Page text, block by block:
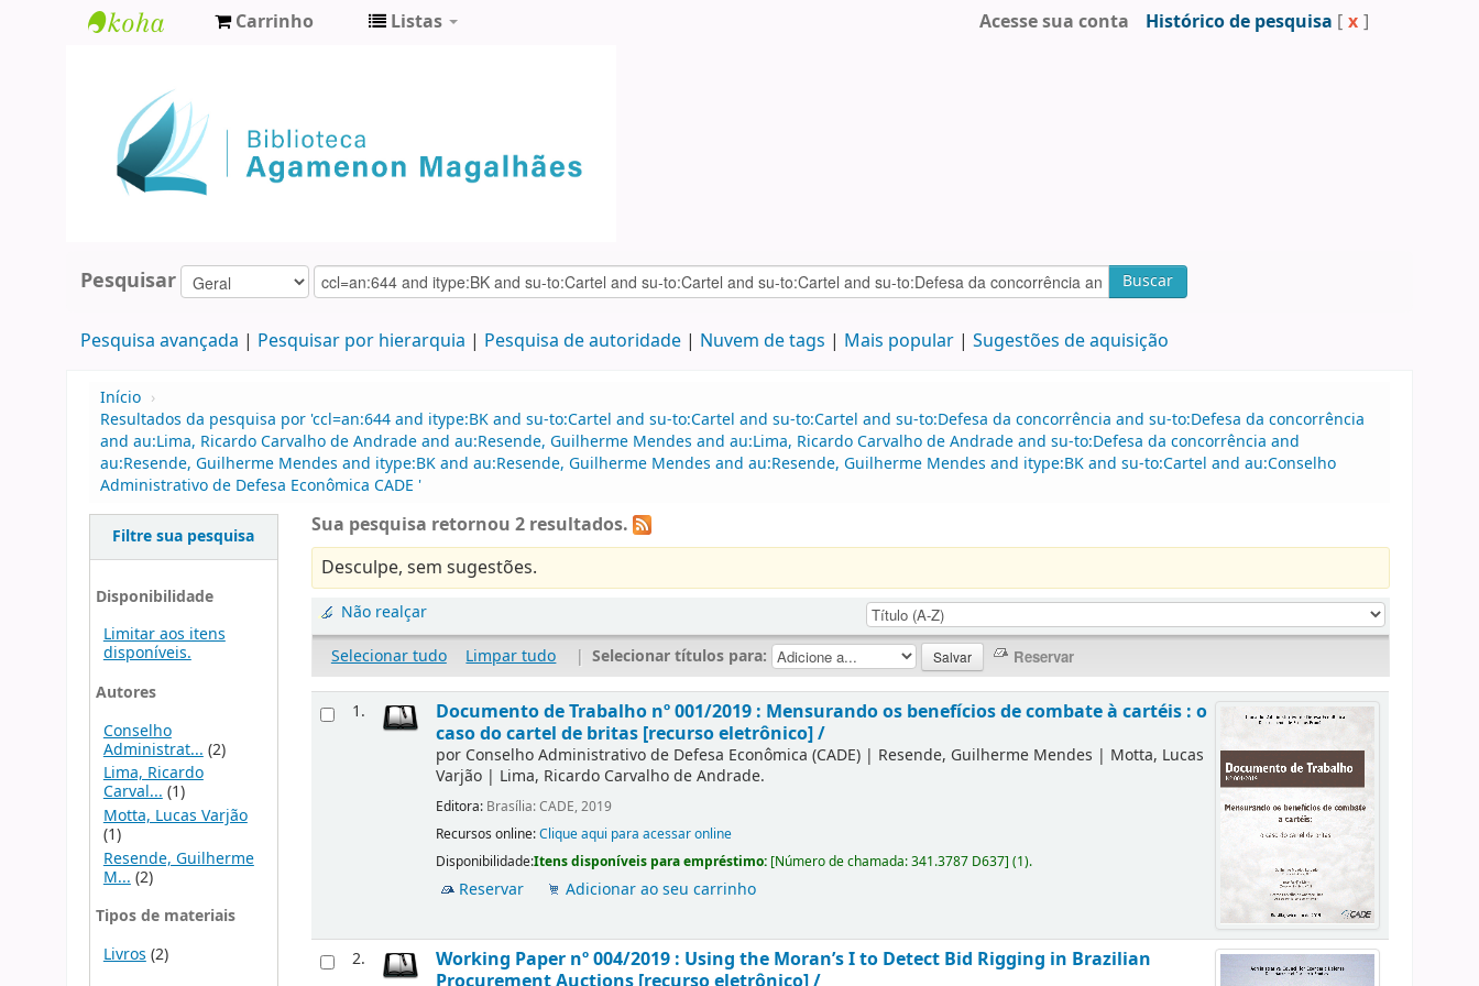
Agamenon
Magalhães
Carrinho Listas Acesse sua conta Histórico de pesquisa [ x ]
Pesquisar Buscar
Pesquisa avançada Pesquisar por hierarquia Pesquisa de autoridade Nuvem de tags Mais popular Sugestões de aquisição
Início ›
Resultados da pesquisa por 'ccl=an:644 and itype:BK and su-to:Cartel and su-to:Cartel and su-to:Cartel and su-to:Defesa da concorrência and su-to:Defesa da concorrência
and au:Lima, Ricardo Carvalho de Andrade and au:Resende, Guilherme Mendes and au:Lima, Ricardo Carvalho de Andrade and su-to:Defesa da concorrência and
au:Resende, Guilherme Mendes and itype:BK and au:Resende, Guilherme Mendes and au:Resende, Guilherme Mendes and itype:BK and su-to:Cartel and au:Conselho
Administrativo de Defesa Econômica CADE '
Filtre sua pesquisa
Disponibilidade
Limitar aos itens
disponíveis.
Autores
Conselho
Administrat... (2)
Lima, Ricardo
Carval...(1)
Motta, Lucas Varjão
(1)
Resende, Guilherme
M... (2)
Tipos de materiais
Livros (2)
Sua pesquisa retornou 2 resultados.
Desculpe, sem sugestões.
Não realçar
Selecionar tudo
Limpar tudo | Selecionar títulos para:
1.
Documento de Trabalho nº 001/2019 : Mensurando os benefícios de combate à cartéis : o
caso do cartel de britas [recurso eletrônico] /
por Conselho Administrativo de Defesa Econômica (CADE) | Resende, Guilherme Mendes | Motta, Lucas
Varjão | Lima, Ricardo Carvalho de Andrade.
Editora: Brasília: CADE, 2019
Recursos online:Clique aqui para acessar online
Disponibilidade:Itens disponíveis para empréstimo: [Número de chamada:341.3787 D637](1).
Reservar Adicionar ao seu carrinho
2.
Working Paper nº 004/2019 : Using the Moran’s I to Detect Bid Rigging in Brazilian